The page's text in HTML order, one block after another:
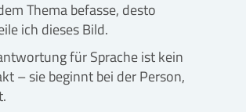
Thema befasse, desto
ich dieses Bild.
für Sprache ist kein
– sie beginnt bei der Person,